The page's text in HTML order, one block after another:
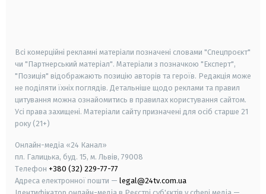
Всі комерційні рекламні матеріали позначені словами "Спецпроєкт"
чи "Партнерський матеріал". Матеріали з позначкою "Експерт",
"Позиція" відображають позицію авторів та героїв. Редакція може
не поділяти їхніх поглядів. Детальніше щодо реклами та правил
цитування можна ознайомитись в правилах користування сайтом.
Усі права захищені. Матеріали сайту призначені для осіб старше 21
року (21+)
Онлайн-медіа «24 Канал»
пл. Галицька, буд. 15, м. Львів, 79008
Телефон +380 (32) 229-77-77
Адреса електронної пошти — legal@24tv.com.ua